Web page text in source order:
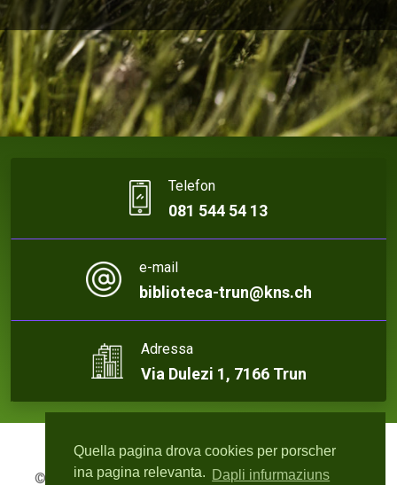
Quella pagina drova cookies per porscher
ina pagina relevanta. Dapli infurmaziuns
Telefon
081 544 54 13
e-mail
biblioteca-trun@kns.ch
Adressa
Via Dulezi 1, 7166 Trun
© 2026 Biblioteca Trun | Webdesign:rute4.ch - Roger